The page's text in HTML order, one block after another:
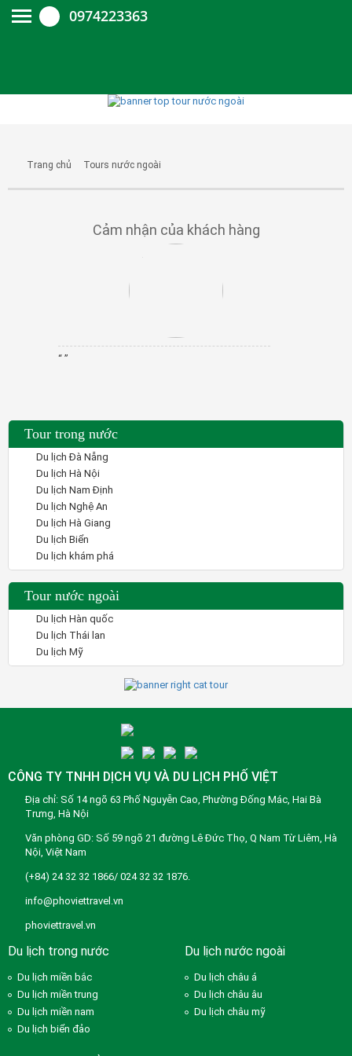
0974223363
Trang chủ Tours nước ngoài
Cảm nhận của khách hàng
“ ”
Tour trong nước
Du lịch Đà Nẵng
Du lịch Hà Nội
Du lịch Nam Định
Du lịch Nghệ An
Du lịch Hà Giang
Du lịch Biển
Du lịch khám phá
Tour nước ngoài
Du lịch Hàn quốc
Du lịch Thái lan
Du lịch Mỹ
CÔNG TY TNHH DỊCH VỤ VÀ DU LỊCH PHỐ VIỆT
Địa chỉ: Số 14 ngõ 63 Phố Nguyễn Cao, Phường Đống Mác, Hai Bà
Trưng, Hà Nội
Văn phòng GD: Số 59 ngõ 21 đường Lê Đức Thọ, Q Nam Từ Liêm, Hà
Nội, Việt Nam
(+84) 24 32 32 1866/ 024 32 32 1876.
info@phoviettravel.vn
phoviettravel.vn
Du lịch trong nước
Du lịch miền bắc
Du lịch miền trung
Du lịch miền nam
Du lịch biển đảo
Du lịch nước ngoài
Du lịch châu á
Du lịch châu âu
Du lịch châu mỹ